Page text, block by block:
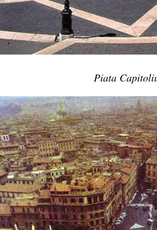
Piata